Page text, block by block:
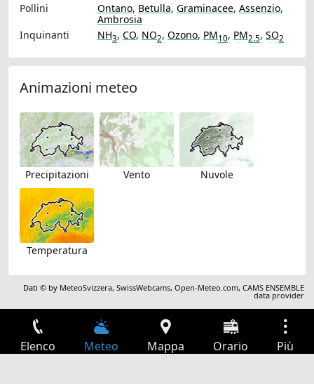
Pollini
Ontano, Betulla, Graminacee, Assenzio,
Ambrosia
Inquinanti
NH3, CO, NO2, Ozono, PM10, PM2.5, SO2
Animazioni meteo
Precipitazioni Vento Nuvole
Temperatura
Dati © by MeteoSvizzera,SwissWebcams,Open-Meteo.com,CAMS ENSEMBLE
data provider
Elenco Meteo Mappa Orario Più